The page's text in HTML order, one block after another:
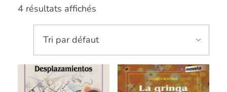
4 résultats affichés